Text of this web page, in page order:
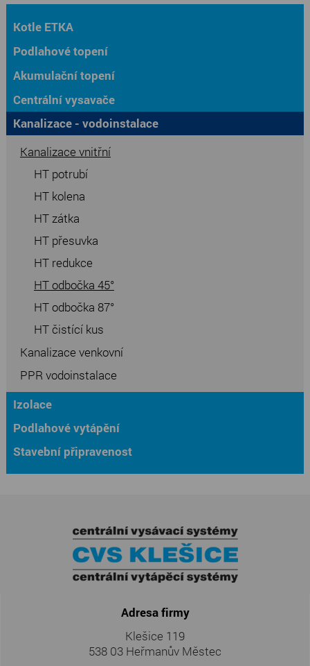
Kotle ETKA
Podlahové topení
Akumulační topení
Centrální vysavače
Kanalizace - vodoinstalace
Kanalizace vnitřní
HT potrubí
HT kolena
HT zátka
HT přesuvka
HT redukce
HT odbočka 45°
HT odbočka 87°
HT čistící kus
Kanalizace venkovní
PPR vodoinstalace
Izolace
Podlahové vytápění
Stavební připravenost
Adresa firmy
Klešice 119
538 03 Heřmanův Městec